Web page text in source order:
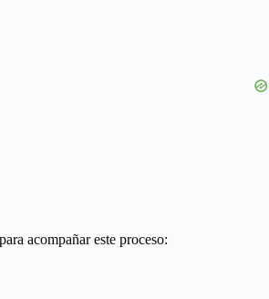
acompañar este proceso: